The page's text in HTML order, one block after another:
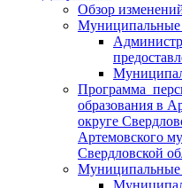
Обзор
Муниципальные
Программа
образования в
округе
Артемовского
Свердловской